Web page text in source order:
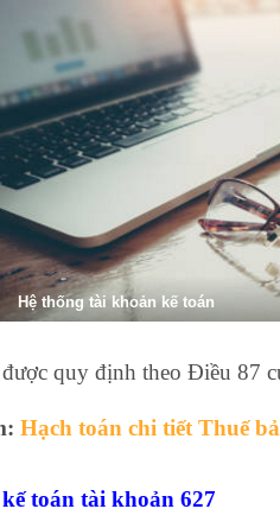
Hệ thống tài khoản kế toán
quy định theo Điều 87
Hạch toán chi tiết Thuế
toán tài khoản 627